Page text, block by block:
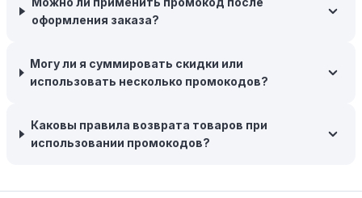
предлагают большие скидки, чтобы освободить
складские запасы. Планируйте заранее и покупайте
продаже.
доставку, что позволяет сэкономить. Некоторые
магазины предоставляют бесплатную доставку при
оформления заказа?
Могу ли я суммировать скидки или
использовать несколько промокодов?
Каковы правила возврата товаров при
использовании промокодов?